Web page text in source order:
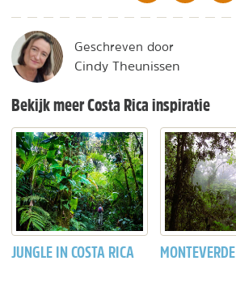
Geschreven door
Cindy Theunissen
Bekijk meer Costa Rica inspiratie
JUNGLE IN COSTA RICA MONTEVERDE